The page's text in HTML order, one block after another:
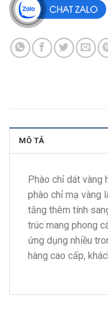
MÔ TẢ
Phào chỉ dát vàng
phào chỉ mạ vàng
tăng thêm tính
trúc mang phong
ứng dụng nhiều
hàng cao cấp,